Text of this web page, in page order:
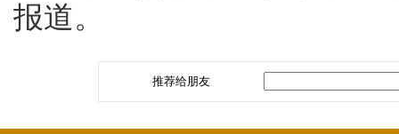
报道。
推荐给朋友